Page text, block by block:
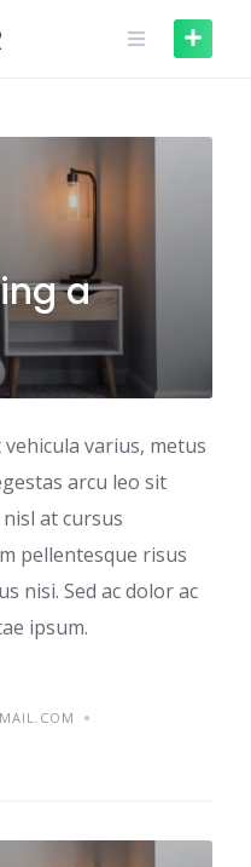
a
varius, metus
arcu leo sit
at cursus
pellentesque risus
nisi. Sed ac dolor ac
ipsum.